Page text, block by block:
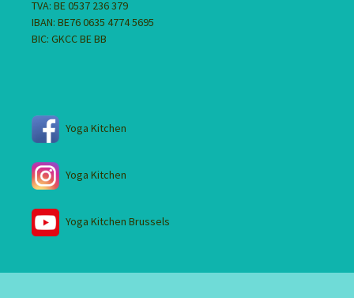
TVA: BE 0537 236 379
IBAN: BE76 0635 4774 5695
BIC: GKCC BE BB
Yoga Kitchen
Yoga Kitchen
Yoga Kitchen Brussels